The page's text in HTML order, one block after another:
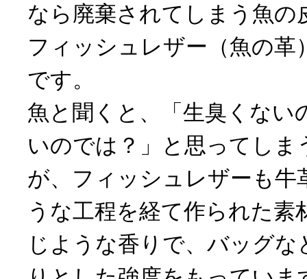
なら廃棄されてしまう魚の
フィッシュレザー（魚の革
です。
魚と聞くと、「生臭くない
いのでは？」と思ってし
が、フィッシュレザーも牛
うな工程を経て作られた素
じような香りで、バッグ